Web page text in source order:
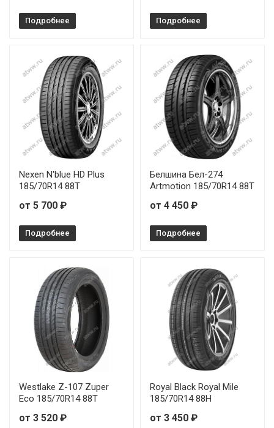
Подробнее Подробнее
Nexen N'blue HD Plus
185/70R14 88T
от 5 700 ₽
Подробнее
Белшина Бел-274
Аrtmotion 185/70R14 88T
от 4 450 ₽
Подробнее
Westlake Z-107 Zuper
Eco 185/70R14 88T
от 3 520 ₽
Royal Black Royal Mile
185/70R14 88H
от 3 450 ₽